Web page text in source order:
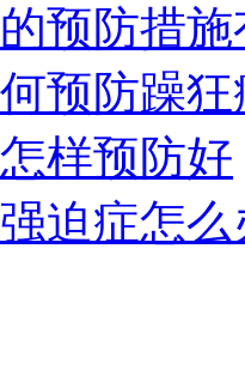
预防措
预防躁
样预防好
迫症怎